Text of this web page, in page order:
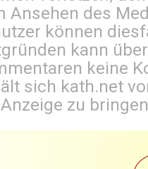
Ansehen des
können
kann
keine
sich kath.net
zu